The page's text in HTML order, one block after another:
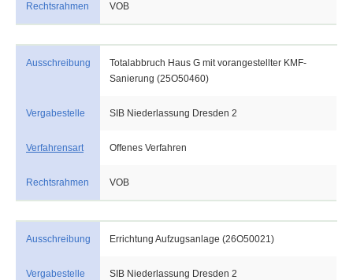
Rechtsrahmen VOB
Ausschreibung
Totalabbruch Haus G mit vorangestellter KMF-
Sanierung (25O50460)
Vergabestelle SIB Niederlassung Dresden 2
Verfahrensart Offenes Verfahren
Rechtsrahmen VOB
Ausschreibung Errichtung Aufzugsanlage (26O50021)
Vergabestelle SIB Niederlassung Dresden 2